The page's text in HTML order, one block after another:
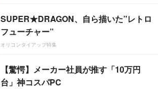
SUPER★DRAGON、自ら描いた”レトロ
フューチャー”
オリコンタイアップ特集
【驚愕】メーカー社員が推す「10万円
台」神コスパPC